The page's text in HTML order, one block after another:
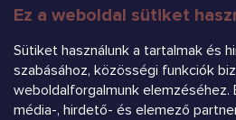
Ez a weboldal sütiket
Sütiket használunk a tartalmak és
szabásához, közösségi funkciók
weboldalforgalmunk elemzéséhez.
média-, hirdető- és elemező
FELIRATKOZÁS